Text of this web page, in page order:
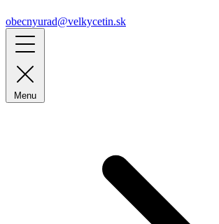
obecnyurad@velkycetin.sk
Menu